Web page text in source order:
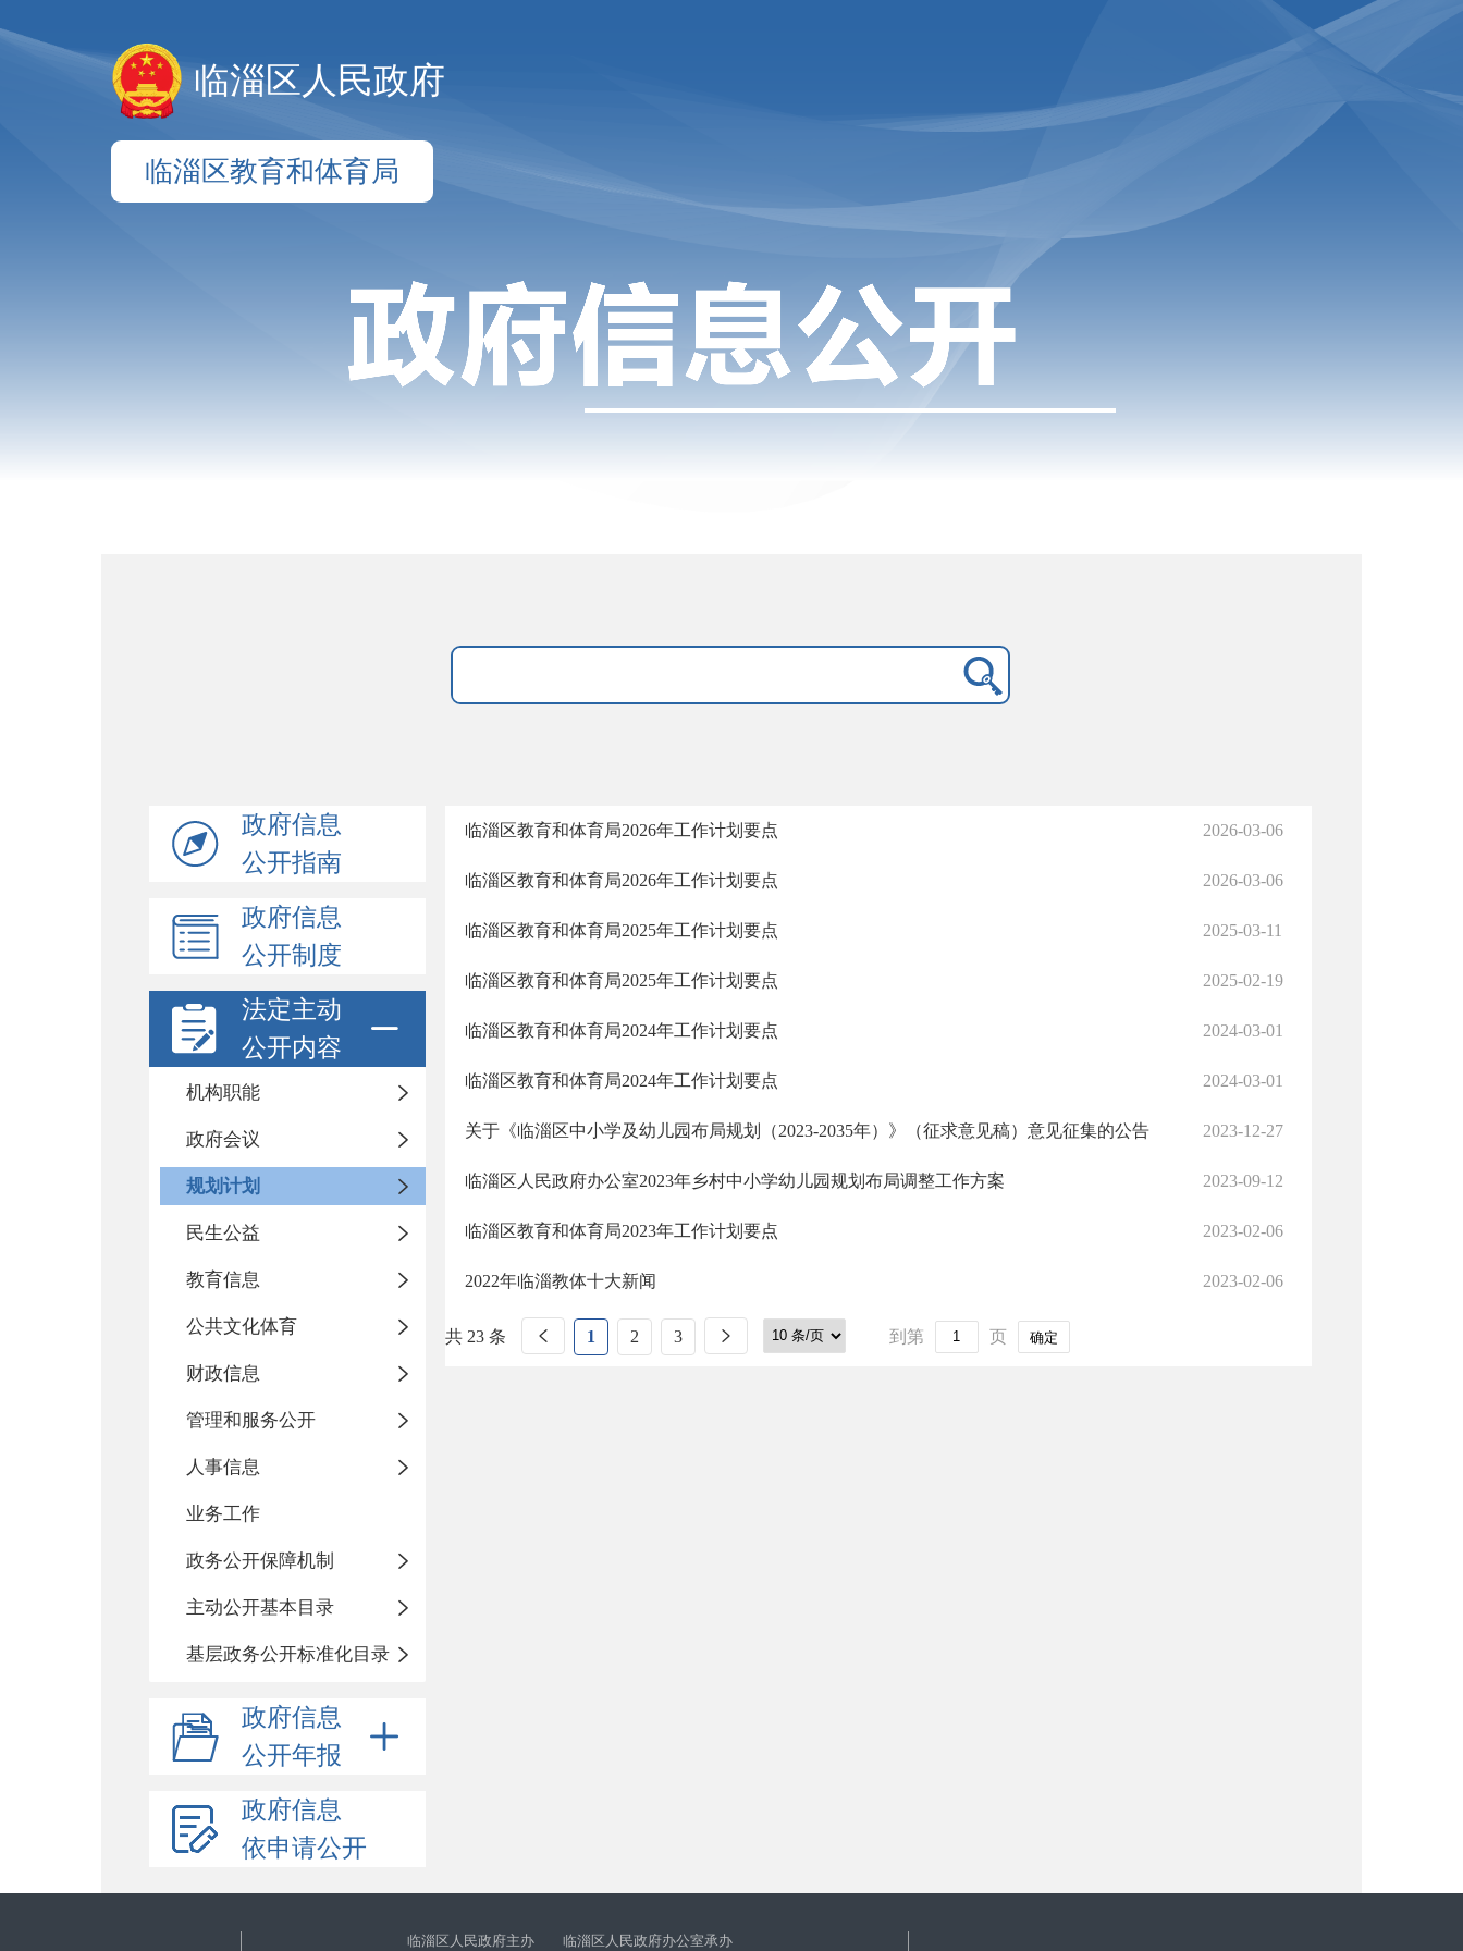
临淄区人民政府
临淄区教育和体育局
政府信息
公开指南
政府信息
公开制度
法定主动
公开内容
机构职能
政府会议
规划计划
民生公益
教育信息
公共文化体育
财政信息
管理和服务公开
人事信息
业务工作
政务公开保障机制
主动公开基本目录
基层政务公开标准化目录
政府信息
公开年报
政府信息
依申请公开
临淄区教育和体育局2026年工作计划要点 2026-03-06
临淄区教育和体育局2026年工作计划要点 2026-03-06
临淄区教育和体育局2025年工作计划要点 2025-03-11
临淄区教育和体育局2025年工作计划要点 2025-02-19
临淄区教育和体育局2024年工作计划要点 2024-03-01
临淄区教育和体育局2024年工作计划要点 2024-03-01
关于《临淄区中小学及幼儿园布局规划（2023-2035年）》（征求意见稿）意见征集的公告 2023-12-27
临淄区人民政府办公室2023年乡村中小学幼儿园规划布局调整工作方案 2023-09-12
临淄区教育和体育局2023年工作计划要点 2023-02-06
2022年临淄教体十大新闻 2023-02-06
共 23 条 1 2 3 到第 页 确定
临淄区人民政府主办 临淄区人民政府办公室承办